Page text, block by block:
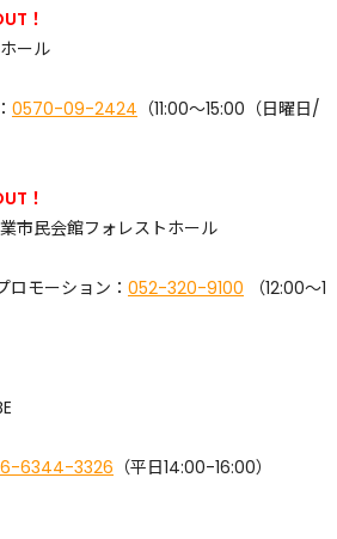
！
ール
0570-09-2424 （11:00～15:00（日曜日/
！
市民会館フォレストホール
ロモーション： 052-320-9100 （12:00〜1
6344-3326 （平日14:00-16:00）